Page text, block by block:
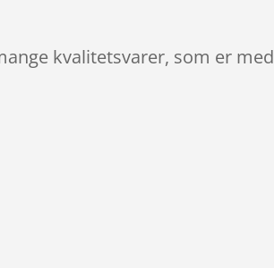
kvalitetsvarer, som er med